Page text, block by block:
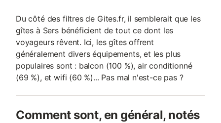
Du côté des filtres de Gites.fr, il semblerait que les
gîtes à Sers bénéficient de tout ce dont les
voyageurs rêvent. Ici, les gîtes offrent
généralement divers équipements, et les plus
populaires sont : balcon (100 %), air conditionné
(69 %), et wifi (60 %)... Pas mal n'est-ce pas ?
Comment sont, en général, notés